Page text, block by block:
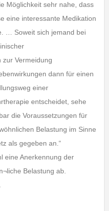
Möglichkeit sehr nahe, dass
eine interessante Medikation
… Soweit sich jemand bei
zur Vermeidung
dann für einen
einer
entscheidet, sehe
die Voraussetzungen für
Belastung im Sinne
als gegeben an.“
eine Anerkennung der
Belastung ab.